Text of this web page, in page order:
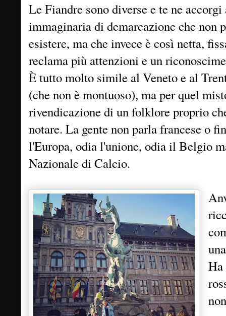
Le Fiandre sono diverse e te ne
immaginaria di demarcazione che non
esistere, ma che invece è così netta,
reclama più attenzioni e un
È tutto molto simile al Veneto e al
(che non è montuoso), ma per quel
rivendicazione di un folklore proprio
notare. La gente non parla francese o
l'Europa, odia l'unione, odia il Belgio
Nazionale di Calcio.
Ha